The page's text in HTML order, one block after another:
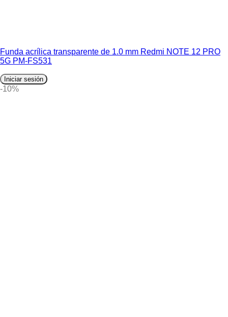
Funda acrílica transparente de 1.0 mm Redmi NOTE 12 PRO
5G PM-FS531
Iniciar sesión
-10%